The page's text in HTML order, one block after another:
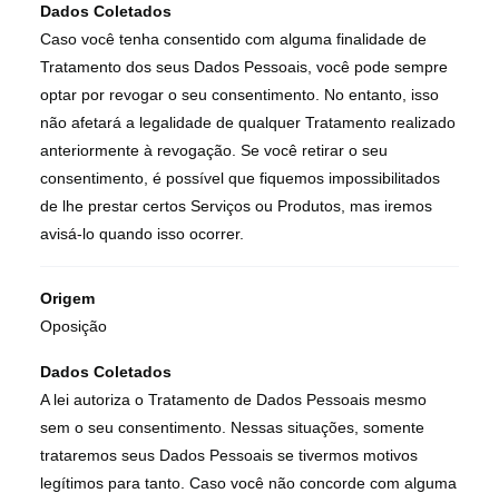
Dados Coletados
Caso você tenha consentido com alguma finalidade de
Tratamento dos seus Dados Pessoais, você pode sempre
optar por revogar o seu consentimento. No entanto, isso
não afetará a legalidade de qualquer Tratamento realizado
anteriormente à revogação. Se você retirar o seu
consentimento, é possível que fiquemos impossibilitados
de lhe prestar certos Serviços ou Produtos, mas iremos
avisá-lo quando isso ocorrer.
Origem
Oposição
Dados Coletados
A lei autoriza o Tratamento de Dados Pessoais mesmo
sem o seu consentimento. Nessas situações, somente
trataremos seus Dados Pessoais se tivermos motivos
legítimos para tanto. Caso você não concorde com alguma